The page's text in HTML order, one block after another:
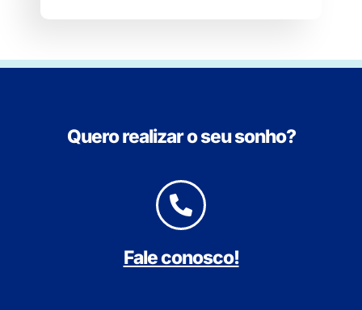
Quero realizar o seu sonho?
Fale conosco!